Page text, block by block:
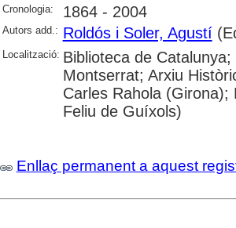
Cronologia: 1864 - 2004
Autors add.: Roldós i Soler, Agustí
Localització: Biblioteca de
Montserrat; Arxiu
Carles Rahola
Feliu de Guíxols)
Enllaç permanent a aquest